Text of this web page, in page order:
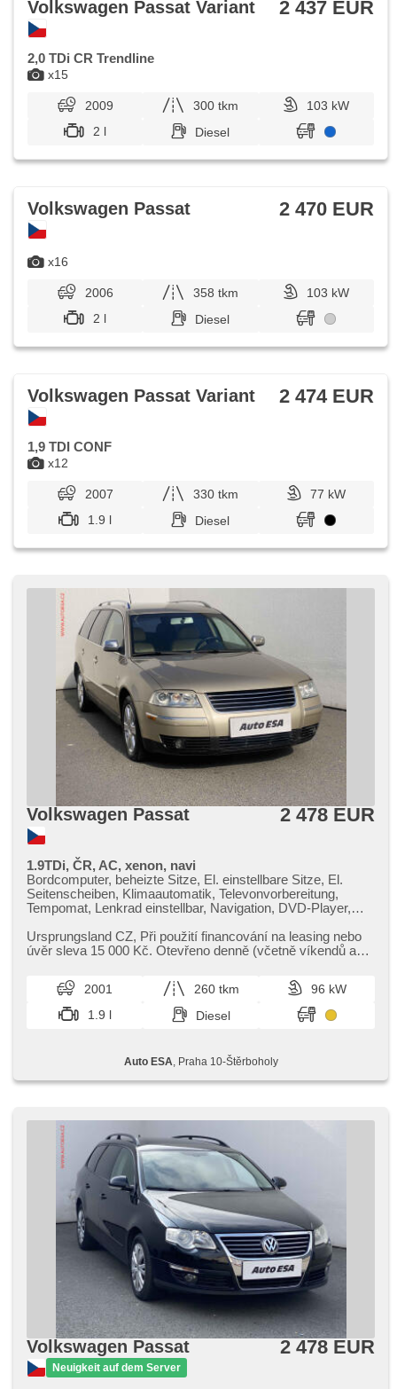
x15
Volkswagen Passat Variant 2 437 EUR
2,0 TDi CR Trendline
2009 300 tkm
103 kW
2 l
Diesel
x16
Volkswagen Passat 2 470 EUR
2006 358 tkm
103 kW
2 l
Diesel
x12
Volkswagen Passat Variant 2 474 EUR
1,9 TDI CONF
2007 330 tkm
77 kW
1.9 l
Diesel
Volkswagen Passat 2 478 EUR
1.9TDi, ČR, AC, xenon, navi
Bordcomputer, beheizte Sitze, El. einstellbare Sitze, El.
Seitenscheiben, Klimaautomatik, Televonvorbereitung,
Tempomat, Lenkrad einstellbar, Navigation, DVD-Player,
Handgetriebe, El. Spiegel, beheizte Spiegel, Servolenkung,
Xenonscheinwerfer, Zentralverriegelung mit
Antriebsschlupfregelung (ASR), isofix,
Beifahrerairbagdeaktivierung, Wegfahrsperre, 4x Airbag
Ursprungsland CZ,​ Při použití financování na leasing nebo
úvěr sleva 15 000 Kč. Otevřeno denně (včetně víkendů a
2001 260 tkm
96 kW
1.9 l
Diesel
Auto ESA , Praha 10-Štěrboholy
Volkswagen Passat
Neuigkeit auf dem Server
2 478 EUR